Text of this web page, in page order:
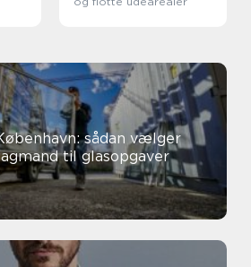
sådan vælger
til glasopgaver